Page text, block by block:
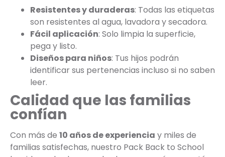
Resistentes y duraderas: Todas las etiquetas
son resistentes al agua, lavadora y secadora.
Fácil aplicación: Solo limpia la superficie,
pega y listo.
Diseños para niños: Tus hijos podrán
identificar sus pertenencias incluso si no saben
leer.
Calidad que las familias
confían
Con más de 10 años de experiencia y miles de
familias satisfechas, nuestro Pack Back to School